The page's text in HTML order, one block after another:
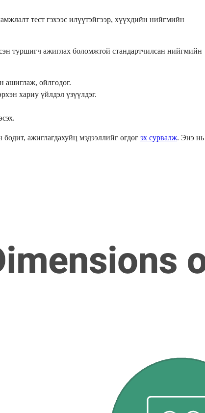
тест гэхээс илүүтэйгээр, хүүхдийн нийгмийн
туршигч ажиглах боломжтой стандартчилсан нийгмийн
ашиглаж, ойлгодог.
хариу үйлдэл үзүүлдэг.
ажиглагдахуйц мэдээллийг өгдөг эх сурвалж. Энэ нь